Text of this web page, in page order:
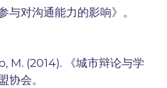
与对沟通能力的影响》。
M. (2014). 《城市辩论与学
协会。